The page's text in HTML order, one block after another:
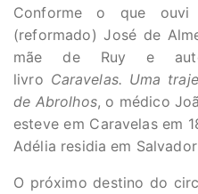
Conforme o que
(reformado) José de
mãe de Ruy e
livro Caravelas. Uma
de Abrolhos, o médico
esteve em Caravelas em
Adélia residia em
O próximo destino do